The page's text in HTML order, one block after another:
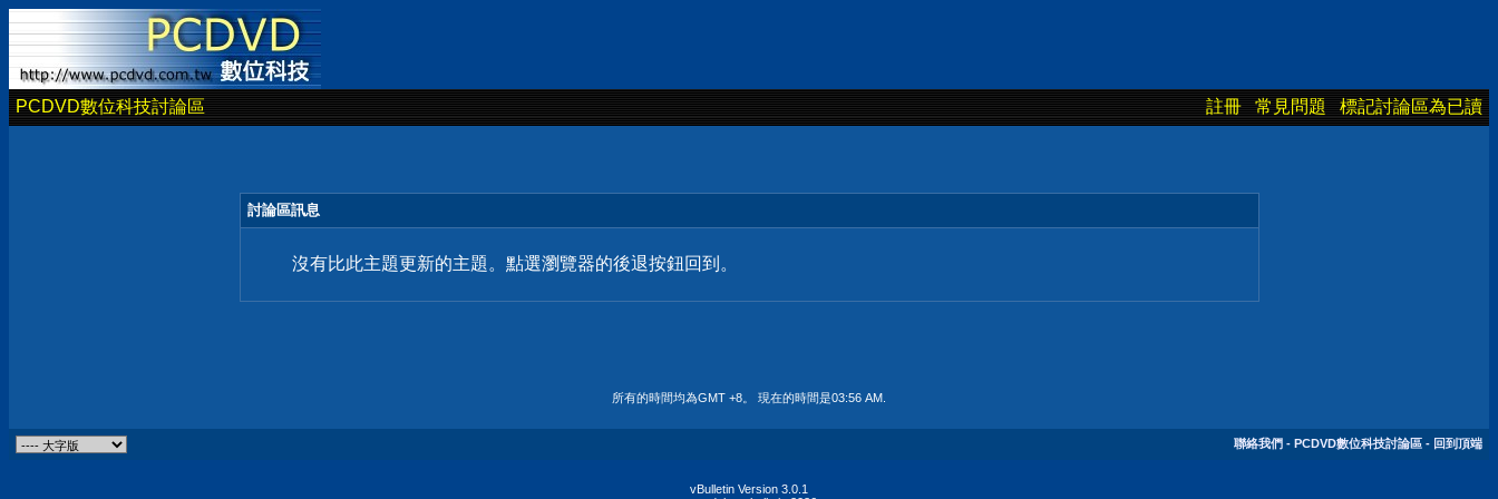
PCDVD數位科技討論區 註冊 常見問題 標記討論區為已讀
討論區訊息
沒有比此主題更新的主題。點選瀏覽器的後退按鈕回到。
所有的時間均為GMT +8。 現在的時間是03:56 AM
聯絡我們 - PCDVD數位科技討論區 - 回到頂端
vBulletin Version 3.0.1